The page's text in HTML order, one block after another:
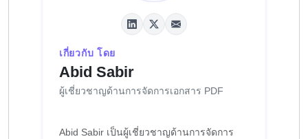
เกี่ยวกับ โดย
Abid Sabir
ผู้เชี่ยวชาญด้านการจัดการเอกสาร PDF
Abid Sabir เป็นผู้เชี่ยวชาญด้านการจัดการ